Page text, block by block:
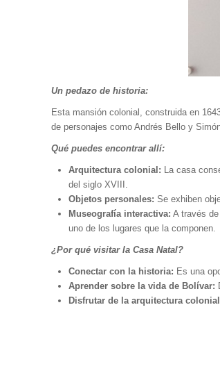
Un pedazo de historia:
Esta mansión colonial, construida en
de personajes como Andrés Bello y
Qué puedes encontrar allí:
Arquitectura colonial: La casa
del siglo XVIII.
Objetos personales: Se exhiben
Museografía interactiva: A través
uno de los lugares que la componen.
¿Por qué visitar la Casa Natal?
Conectar con la historia: Es una
Aprender sobre la vida de Bolívar:
Disfrutar de la arquitectura